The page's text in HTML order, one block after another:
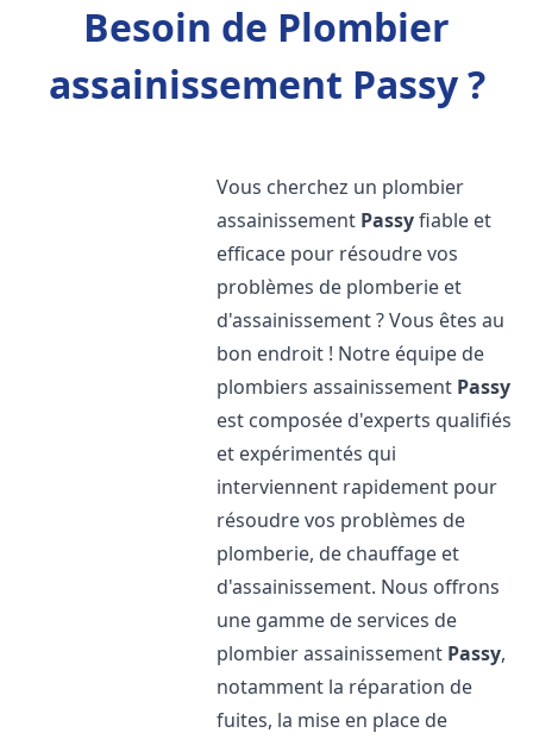
Besoin de Plombier
assainissement Passy ?
Vous cherchez un plombier
assainissement Passyfiable et
efficace pour résoudre vos
problèmes de plomberie et
d'assainissement ? Vous êtes au
bon endroit ! Notre équipe de
plombiers assainissement Passy
est composée d'experts qualifiés
et expérimentés qui
interviennent rapidement pour
résoudre vos problèmes de
plomberie, de chauffage et
d'assainissement. Nous offrons
une gamme de services de
plombier assainissement Passy,
notamment la réparation de
fuites, la mise en place de